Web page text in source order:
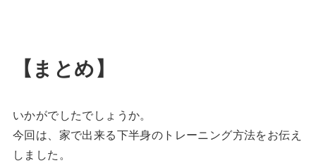
【まとめ】
いかがでしたでしょうか。
今回は、家で出来る下半身のトレーニング方法をお伝え
しました。